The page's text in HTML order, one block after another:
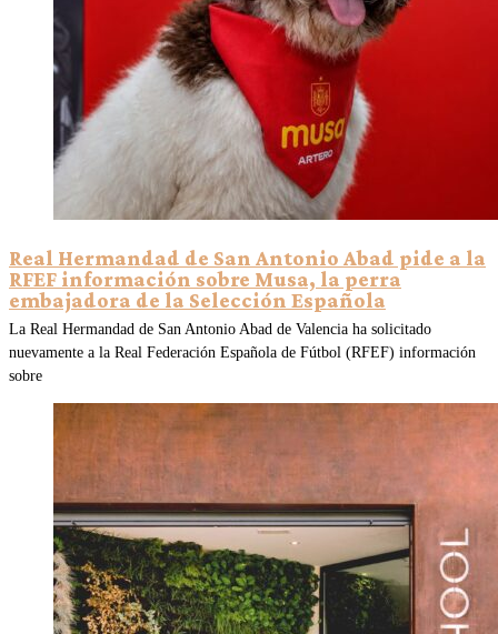
Real Hermandad de San Antonio Abad pide a la
RFEF información sobre Musa, la perra
embajadora de la Selección Española
La Real Hermandad de San Antonio Abad de Valencia ha solicitado
nuevamente a la Real Federación Española de Fútbol (RFEF) información
sobre